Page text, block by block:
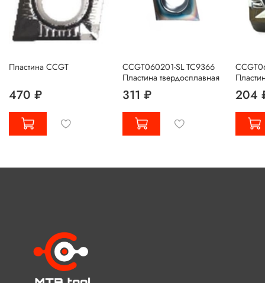
Пластина CCGT
470 ₽
CCGT060201-SL TC9366
Пластина твердосплавная
311 ₽ 204